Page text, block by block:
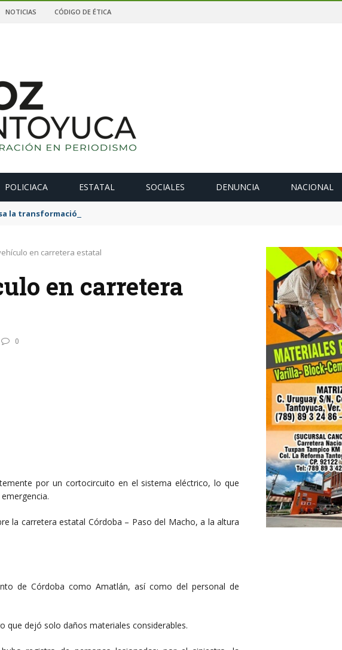
NOTICIAS CÓDIGO DE ÉTICA
POLICIACA ESTATAL SOCIALES DENUNCIA NACIONAL
la transformación de La Estanzuela con una obra que salda una deuda histórica
en carretera estatal
en carretera
0
por un cortocircuito en el sistema eléctrico, lo que
la carretera estatal Córdoba – Paso del Macho, a la altura
de Córdoba como Amatlán, así como del personal de
que dejó solo daños materiales considerables.